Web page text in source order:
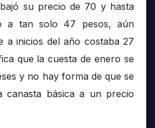
su precio de 70 y hasta
a tan solo 47 pesos, aún
a inicios del año costaba 27
que la cuesta de enero se
y no hay forma de que se
canasta básica a un precio